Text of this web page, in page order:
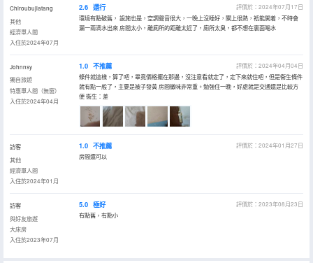
Chiroubujiatang
其他
經濟單人間
入住於2024年07月
2.6 還行
評價於：2024年07月17日
環境有點破舊， 設施也是，空調聲音很大，一晚上沒睡好，關上很熱，衹能開着，不時會
漏一兩滴水出來 房間太小，離廁所的距離太近了，廁所太臭，都不想在裏面喝水
Johnnsy
獨自旅遊
特惠單人間（無窗）
入住於2024年04月
1.0 不推薦
評價於：2024年04月04日
條件就這樣，算了吧，畢竟價格擺在那邊，沒注意看就定了，定下來就住吧，但是衞生條件
就有點一般了，主要是被子發黃 房間黴味非常重。勉強住一晚，好處就是交通還是比較方
便 衞生：差
訪客
其他
經濟單人間
入住於2024年01月
1.0 不推薦
評價於：2024年01月27日
房間還可以
訪客
與好友旅遊
大床房
入住於2023年07月
5.0 極好
評價於：2023年08月23日
有點舊，有點小